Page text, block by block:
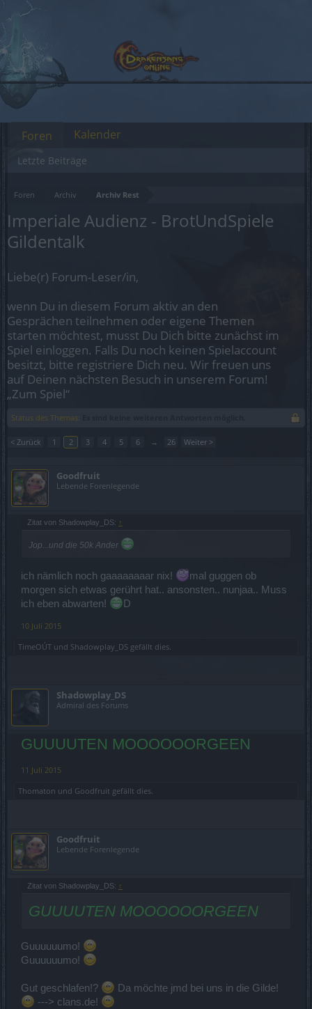
Foren Archiv Archiv Rest
Imperiale Audienz - BrotUndSpiele
Gildentalk
Liebe(r) Forum-Leser/in,
wenn Du in diesem Forum aktiv an den
Gesprächen teilnehmen oder eigene Themen
starten möchtest, musst Du Dich bitte zunächst im
Spiel einloggen. Falls Du noch keinen Spielaccount
besitzt, bitte registriere Dich neu. Wir freuen uns
auf Deinen nächsten Besuch in unserem Forum!
„Zum Spiel“
Status des Themas:
< Zurück 1 2 3 4 5 6 → 26 Weiter >
Goodfruit
Lebende Forenlegende
Zitat von Shadowplay_DS: ↑
Jop...und die 50k Ander
ich nämlich noch gaaaaaaaar nix!
mal guggen ob
morgen sich etwas gerührt hat.. ansonsten.. nunjaa.. Muss
ich eben abwarten!
D
10 Juli 2015
TimeOÚT und Shadowplay_DS gefällt dies.
Shadowplay_DS
Admiral des Forums
GUUUUTEN MOOOOOORGEEN
11 Juli 2015
Thomaton und Goodfruit gefällt dies.
Goodfruit
Lebende Forenlegende
Zitat von Shadowplay_DS: ↑
GUUUUTEN MOOOOOORGEEN
Guuuuuumo!
Guuuuuumo!
Gut geschlafen!?
Da möchte jmd bei uns in die Gilde!
---> clans.de!
Foren
Letzte Beiträge
Kalender